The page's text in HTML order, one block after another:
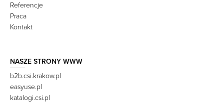
Referencje
Praca
Kontakt
NASZE STRONY WWW
b2b.csi.krakow.pl
easyuse.pl
katalogi.csi.pl